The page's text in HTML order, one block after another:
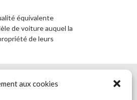
aux cookies
équivalente
de voiture auquel la
de leurs